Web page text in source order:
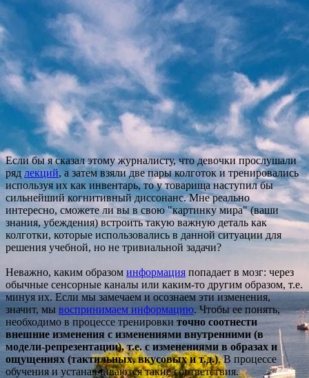
Если бы я сказал этому журналисту, что девочки прослушали
рядлекций, а затем взяли две пары колготок и тренировались
используя их как инвентарь, то у товарища наступил бы
сильнейший когнитивный диссонанс. Мне реально
интересно, сможете ли вы в свою "картинку мира" (ваши
знания, убеждения) встроить такую важную деталь как
колготки, которые использовались в данной ситуации для
решения учебной, но не тривиальной задачи?
Неважно, каким образом информация попадает в мозг: через
обычные сенсорные каналы или каким-то другим образом, т.е.
минуя их. Если мы замечаем и осознаем эти изменения,
значит, мы воспринимаем информацию. Чтобы ее понять,
необходимо в процессе тренировки точно соотнести
внешние изменения с изменениями внутренними (в
модели-репрезентации), т.е. с изменениями в образах и
ощущениях (тактильных, вкусовых и т.д.). В процессе
обучения и устанавливаются такие соответствия.